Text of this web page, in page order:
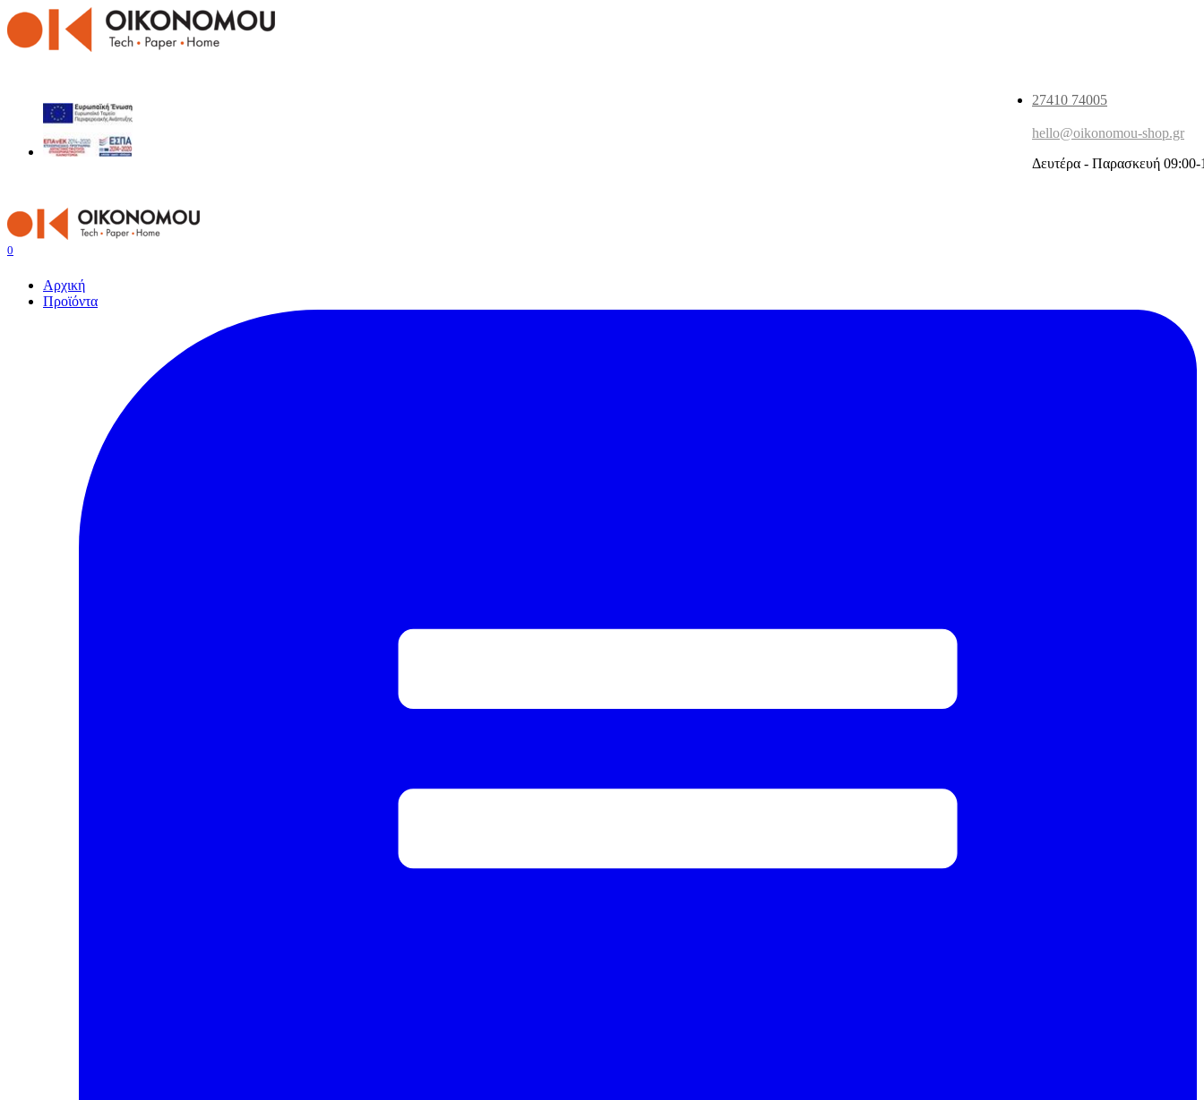
27410 74005
hello@oikonomou-shop.gr
Δευτέρα - Παρασκευή 09:00-
0
Αρχική
Προϊόντα